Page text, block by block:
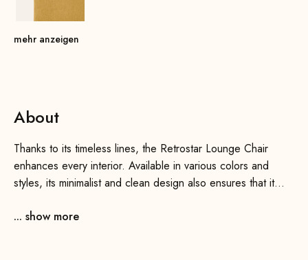
mehr anzeigen
About
Thanks to its timeless lines, the Retrostar Lounge Chair
enhances every interior. Available in various colors and
styles, its minimalist and clean design also ensures that it
rooms as well.
... show more